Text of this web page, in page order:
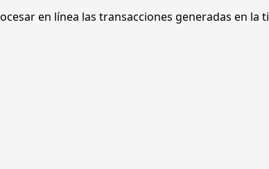
en línea las transacciones generadas en la